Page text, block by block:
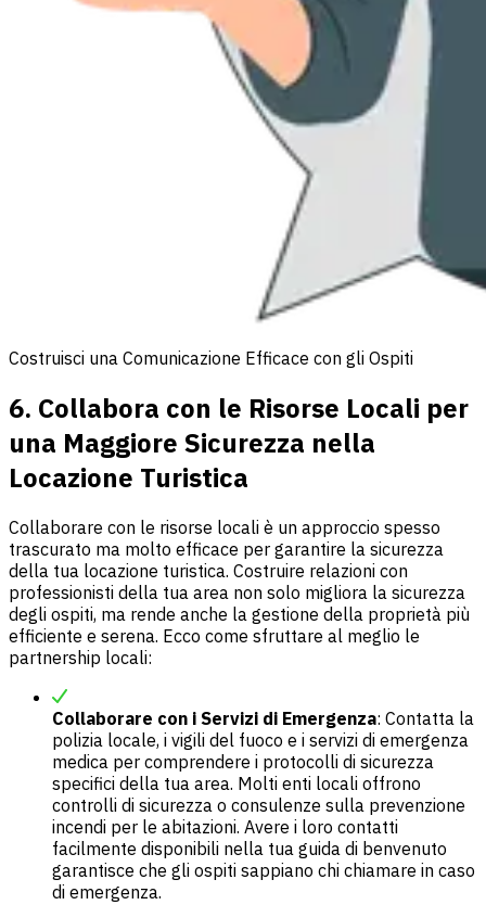
Costruisci una Comunicazione Efficace con gli Ospiti
6. Collabora con le Risorse Locali per
una Maggiore Sicurezza nella
Locazione Turistica
Collaborare con le risorse locali è un approccio spesso
trascurato ma molto efficace per garantire la sicurezza
della tua locazione turistica. Costruire relazioni con
professionisti della tua area non solo migliora la sicurezza
degli ospiti, ma rende anche la gestione della proprietà più
efficiente e serena. Ecco come sfruttare al meglio le
partnership locali:
Collaborare con i Servizi di Emergenza: Contatta la
polizia locale, i vigili del fuoco e i servizi di emergenza
medica per comprendere i protocolli di sicurezza
specifici della tua area. Molti enti locali offrono
controlli di sicurezza o consulenze sulla prevenzione
incendi per le abitazioni. Avere i loro contatti
facilmente disponibili nella tua guida di benvenuto
garantisce che gli ospiti sappiano chi chiamare in caso
di emergenza.